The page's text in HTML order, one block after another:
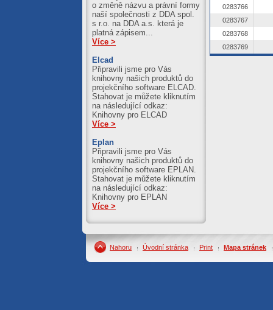
0283766
0283767
0283768
0283769
o změně názvu a právní formy
naší společnosti z DDA spol.
s r.o. na DDA a.s. která je
platná zápisem...
Více >
Elcad
Připravili jsme pro Vás
knihovny našich produktů do
projekčního software ELCAD.
Stahovat je můžete kliknutím
na následující odkaz:
Knihovny pro ELCAD
Více >
Eplan
Připravili jsme pro Vás
knihovny našich produktů do
projekčního software EPLAN.
Stahovat je můžete kliknutím
na následující odkaz:
Knihovny pro EPLAN
Více >
Nahoru Úvodní stránka Print Mapa stránek